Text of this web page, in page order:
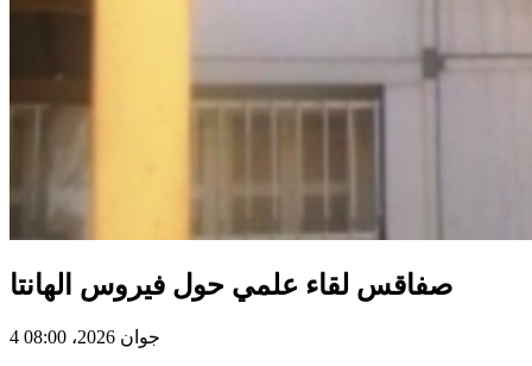
صفاقس لقاء علمي حول فيروس الهانتا
4 جوان 2026، 08:00